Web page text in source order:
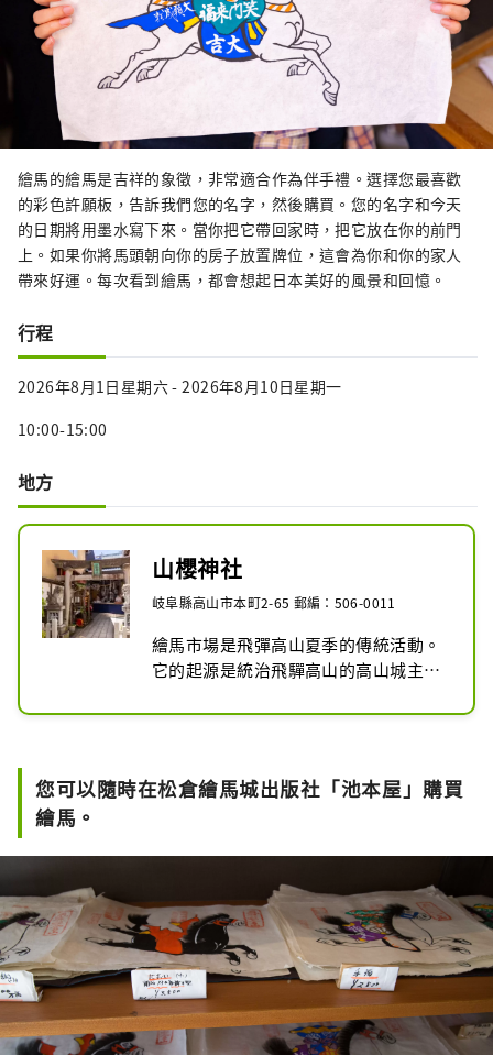
繪馬的繪馬是吉祥的象徵，非常適合作為伴手禮。選擇您最喜歡
的彩色許願板，告訴我們您的名字，然後購買。您的名字和今天
的日期將用墨水寫下來。當你把它帶回家時，把它放在你的前門
上。如果你將馬頭朝向你的房子放置牌位，這會為你和你的家人
帶來好運。每次看到繪馬，都會想起日本美好的風景和回憶。
行程
2026年8月1日星期六 - 2026年8月10日星期一
10:00-15:00
地方
山櫻神社
岐阜縣高山市本町2-65 郵編：506-0011
繪馬市場是飛彈高山夏季的傳統活動。
它的起源是統治飛驒高山的高山城主金
太子在江戶津目遭遇一場大火，太子在
100年的護城河才化險為夷。據悉。由
的火災，並被尊為“馬頭兒子”，至今
仍被尊崇。畫在和紙上的紙繪馬原本用
來祈求牛馬平安、財源滾滾，但現在它
們作為祈求家庭平安、生意興隆的護身
符而廣受歡迎。
您可以隨時在松倉繪馬城出版社「池本屋」購買
繪馬。